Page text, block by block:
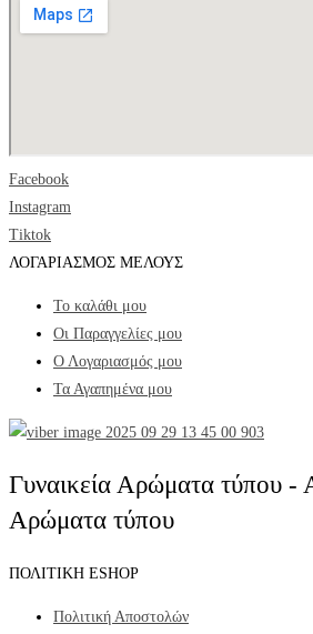
Facebook
Instagram
Tiktok
ΛΟΓΑΡΙΑΣΜΟΣ ΜΕΛΟΥΣ
Το καλάθι μου
Οι Παραγγελίες μου
Ο Λογαριασμός μου
Τα Αγαπημένα μου
Γυναικεία Αρώματα τύπου -
Αρώματα τύπου
ΠΟΛΙΤΙΚΗ ESHOP
Πολιτική Αποστολών